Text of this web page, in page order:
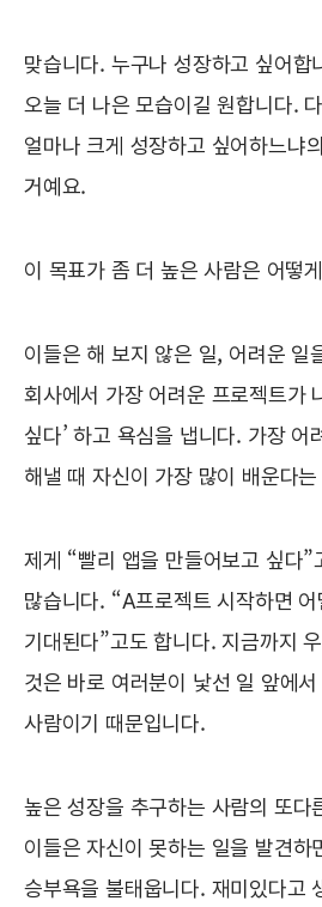
맞습니다. 누구나 성장하고 싶어합
오늘 더 나은 모습이길 원합니다.
얼마나 크게 성장하고 싶어하느냐
거예요.
이 목표가 좀 더 높은 사람은 어떻
이들은 해 보지 않은 일, 어려운 일
회사에서 가장 어려운 프로젝트가
싶다’ 하고 욕심을 냅니다. 가장 어
해낼 때 자신이 가장 많이 배운다
제게 “빨리 앱을 만들어보고 싶다”
많습니다. “A프로젝트 시작하면
기대된다”고도 합니다. 지금까지
것은 바로 여러분이 낯선 일 앞에
사람이기 때문입니다.
높은 성장을 추구하는 사람의 또다
이들은 자신이 못하는 일을 발견하
승부욕을 불태웁니다. 재미있다고